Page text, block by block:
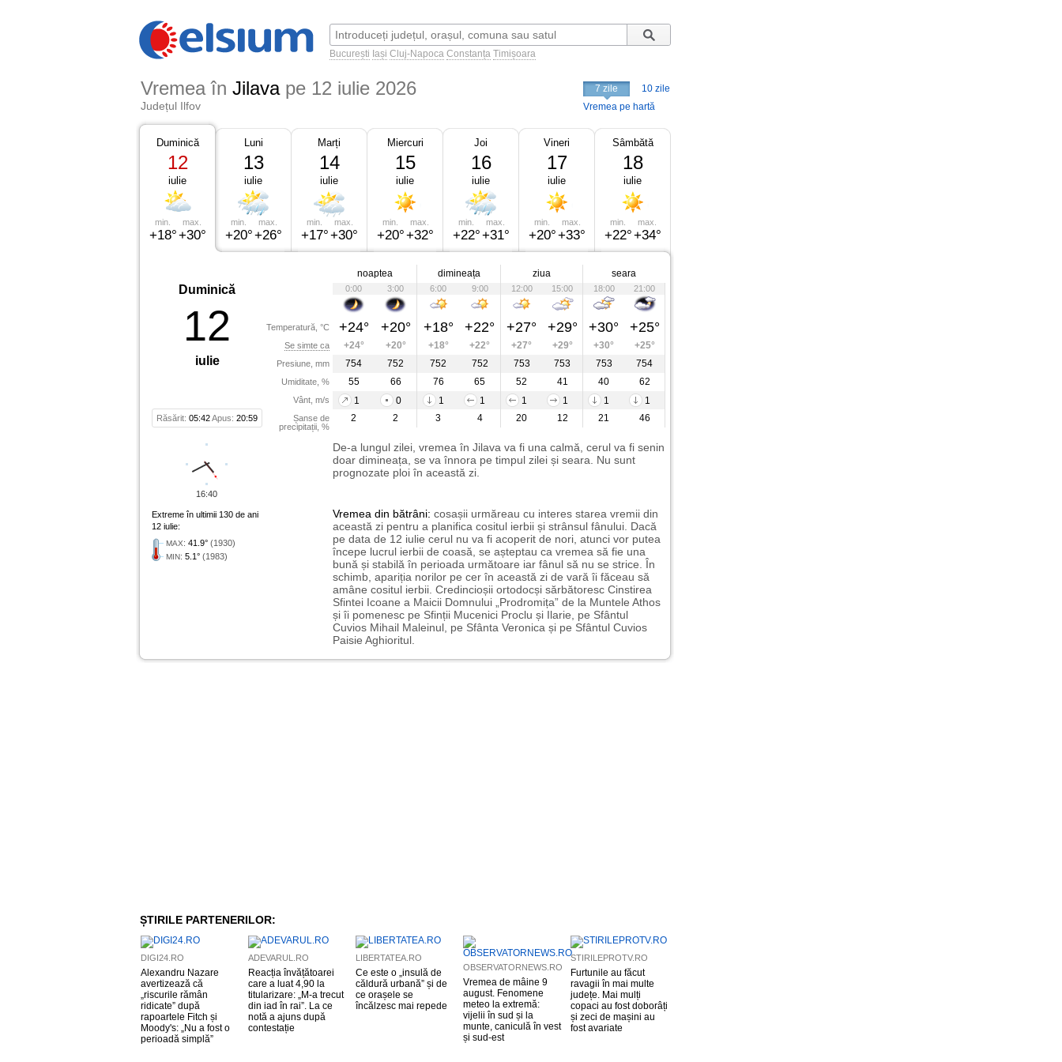
București Iași Cluj-Napoca Constanța Timișoara
Vremea în Jilava pe 12 iulie 2026
Județul Ilfov
7 zile
10 zile
Vremea pe hartă
Duminică
12
iulie
min.
+18°
max.
+30°
Luni
13
iulie
min.
+20°
max.
+26°
Marți
14
iulie
min.
+17°
max.
+30°
Miercuri
15
iulie
min.
+20°
max.
+32°
Joi
16
iulie
min.
+22°
max.
+31°
Vineri
17
iulie
min.
+20°
max.
+33°
Sâmbătă
18
iulie
min.
+22°
max.
+34°
Duminică
12
iulie
Răsărit: 05:42Apus: 20:59
Temperatură, °C
Se simte ca
Presiune, mm
Umiditate, %
Vânt, m/s
Șanse de
precipitații, %
noaptea dimineața ziua seara
0:00 3:00 6:00 9:00 12:00 15:00 18:00 21:00
+24° +20° +18° +22° +27° +29° +30° +25°
+24° +20° +18° +22° +27° +29° +30°
+25°
754
752 752 752 753 753 753
754
55
66 76 65 52 41 40
62
1
0 1 1 1 1 1
1
2
2 3 4 20 12 21 46
De-a lungul zilei, vremea în Jilava va fi una calmă, cerul va fi senin
doar dimineața, se va înnora pe timpul zilei și seara. Nu sunt
prognozate ploi în această zi.
Extreme în ultimii 130 de ani
12 iulie:
MAX: 41.9° (1930)
MIN: 5.1° (1983)
Vremea din bătrâni: cosașii urmăreau cu interes starea vremii din
această zi pentru a planifica cositul ierbii și strânsul fânului. Dacă
pe data de 12 iulie cerul nu va fi acoperit de nori, atunci vor putea
începe lucrul ierbii de coasă, se așteptau ca vremea să fie una
bună și stabilă în perioada următoare iar fânul să nu se strice. În
schimb, apariția norilor pe cer în această zi de vară îi făceau să
amâne cositul ierbii. Credincioșii ortodocși sărbătoresc Cinstirea
Sfintei Icoane a Maicii Domnului „Prodromița” de la Muntele Athos
și îi pomenesc pe Sfinții Mucenici Proclu și Ilarie, pe Sfântul
Cuvios Mihail Maleinul, pe Sfânta Veronica și pe Sfântul Cuvios
Paisie Aghioritul.
16:40
ȘTIRILE PARTENERILOR:
DIGI24.RO
Alexandru Nazare
avertizează că
„riscurile rămân
ridicate” după
rapoartele Fitch și
Moody's: „Nu a fost o
perioadă simplă”
ADEVARUL.RO
Reacția învățătoarei
care a luat 4,90 la
titularizare: „M-a trecut
din iad în rai”. La ce
notă a ajuns după
contestație
LIBERTATEA.RO
Ce este o „insulă de
căldură urbană” și de
ce orașele se
încălzesc mai repede
OBSERVATORNEWS.RO
Vremea de mâine 9
august. Fenomene
meteo la extremă:
vijelii în sud și la
munte, caniculă în vest
și sud-est
STIRILEPROTV.RO
Furtunile au făcut
ravagii în mai multe
județe. Mai mulți
copaci au fost doborâți
și zeci de mașini au
fost avariate